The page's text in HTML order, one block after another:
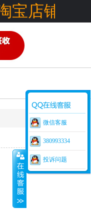
宝店铺也
微信客服
380993334
投诉问题